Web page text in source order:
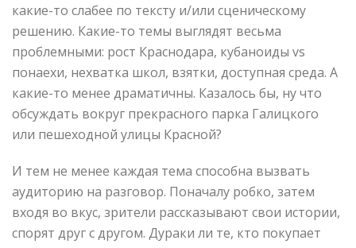
какие-то слабее по тексту и/или сценическому
решению. Какие-то темы выглядят весьма
проблемными: рост Краснодара, кубаноиды vs
понаехи, нехватка школ, взятки, доступная среда. А
какие-то менее драматичны. Казалось бы, ну что
обсуждать вокруг прекрасного парка Галицкого
или пешеходной улицы Красной?
И тем не менее каждая тема способна вызвать
аудиторию на разговор. Поначалу робко, затем
входя во вкус, зрители рассказывают свои истории,
спорят друг с другом. Дураки ли те, кто покупает